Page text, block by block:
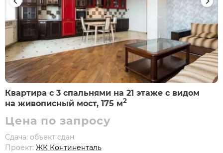
Квартира с 3 спальнями на 21 этаже с видом
на живописный мост, 175 м2
Цена по запросу
Сдача: объект сдан
Проект: ЖК Континенталь